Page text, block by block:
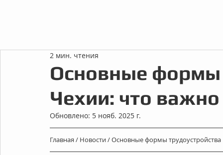
Основные формы
Чехии: что важно
2 мин. чтения
Обновлено: 5 нояб. 2025 г.
Главная / Новости / Основные формы трудоустройства